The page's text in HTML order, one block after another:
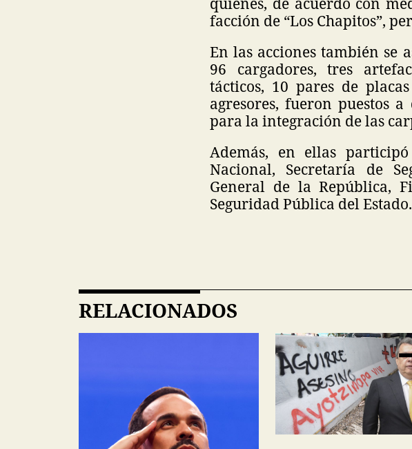
facción de “Los Chapitos”,
En las acciones también se
96 cargadores, tres
tácticos, 10 pares de
agresores, fueron puestos
para la integración de las
Además, en ellas
Nacional, Secretaría de
General de la República,
Seguridad Pública del Estado.
RELACIONADOS